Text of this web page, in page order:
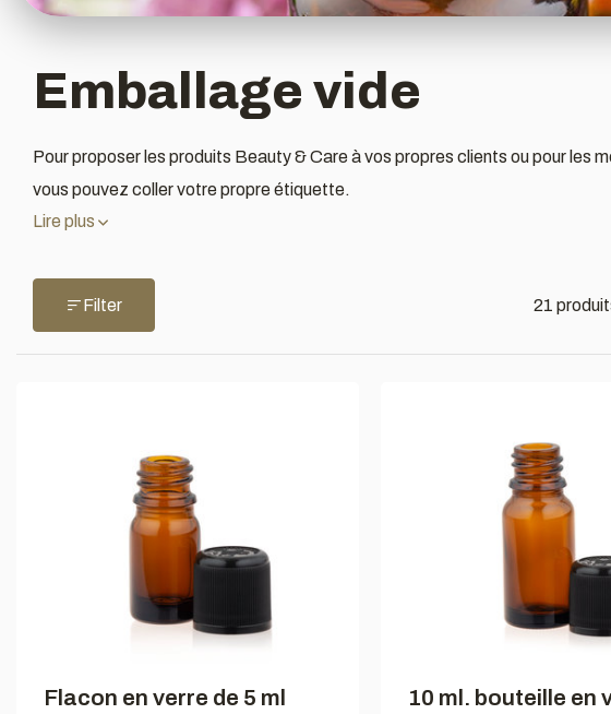
Emballage vide
Pour proposer les produits Beauty & Care à vos propres clients ou pour les
vous pouvez coller votre propre étiquette.
Lire plus
Filter 21
Flacon en verre de 5 ml
10 ml. bouteille en